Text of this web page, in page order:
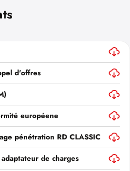
d'offres
européene
pénétration RD CLASSIC
de charges